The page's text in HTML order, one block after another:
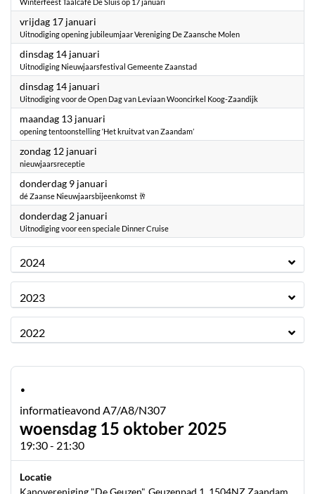
vrijdag 17 januari
Uitnodiging opening jubileumjaar Vereniging De Zaansche Molen
dinsdag 14 januari
Uitnodiging Nieuwjaarsfestival Gemeente Zaanstad
dinsdag 14 januari
Uitnodiging voor de Open Dag van Leviaan Wooncirkel Koog-Zaandijk
maandag 13 januari
opening tentoonstelling ‘Het kruitvat van Zaandam’
zondag 12 januari
nieuwjaarsreceptie
donderdag 9 januari
dé Zaanse Nieuwjaarsbijeenkomst 🥂
donderdag 2 januari
Uitnodiging voor een speciale Dinner Cruise
2024
2023
2022
·
informatieavond A7/A8/N307
woensdag 15 oktober 2025
19:30 - 21:30
Locatie
Kanovereniging "De Geuzen". Geuzenpad 1, 1504NZ Zaandam